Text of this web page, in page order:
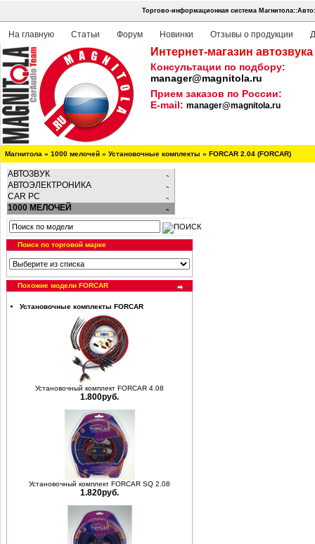
Торгово-информационная система
На главную Статьи Форум Новинки Отзывы о продукции
Интернет-магазин
Консультации по подбору:
manager@magnitola.ru
Прием заказов по России:
E-mail: manager@magnitola.ru
Магнитола » 1000 мелочей » Установочные комплекты » FORCAR 2.04 (FORCAR)
АВТОЗВУК
АВТОЭЛЕКТРОНИКА
CAR PC
1000 МЕЛОЧЕЙ
Поиск по торговой марке
Похожие модели FORCAR
Установочные комплекты FORCAR
Установочный комплект FORCAR 4.08
1.800руб.
Установочный комплект FORCAR SQ 2.08
1.820руб.